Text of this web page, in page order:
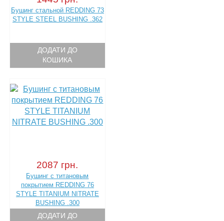
Бушинг стальной REDDING 73
STYLE STEEL BUSHING .362
ДОДАТИ ДО
КОШИКА
2087 грн.
Бушинг с титановым
покрытием REDDING 76
STYLE TITANIUM NITRATE
BUSHING .300
ДОДАТИ ДО